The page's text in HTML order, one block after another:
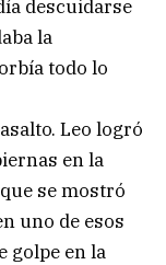
descuidarse
la
todo lo
Leo logró
en la
se mostró
uno de esos
golpe en la